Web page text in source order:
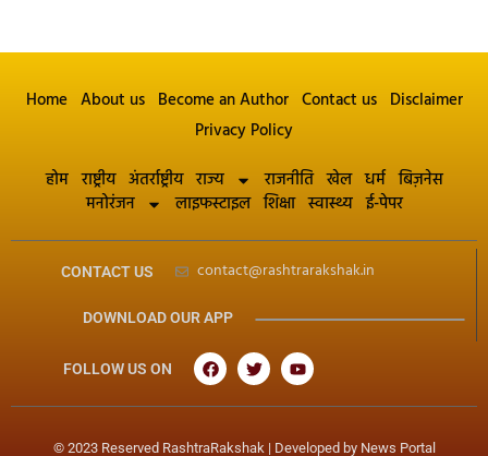
Home About us Become an Author Contact us Disclaimer
Privacy Policy
होम राष्ट्रीय अंतर्राष्ट्रीय राज्य राजनीति खेल धर्म बिज़नेस
मनोरंजन
लाइफस्टाइल शिक्षा स्वास्थ्य ई-पेपर
CONTACT US contact@rashtrarakshak.in
DOWNLOAD OUR APP
FOLLOW US ON
© 2023 Reserved RashtraRakshak | Developed by News Portal